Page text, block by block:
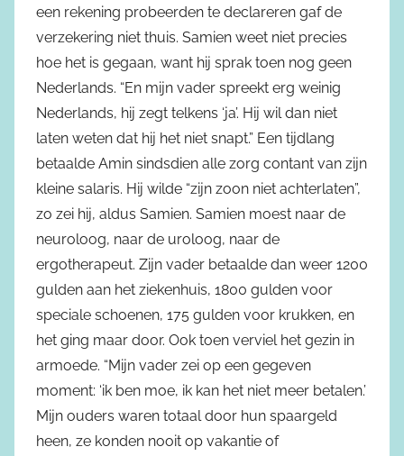
een rekening probeerden te declareren gaf de
verzekering niet thuis. Samien weet niet precies
hoe het is gegaan, want hij sprak toen nog geen
Nederlands. “En mijn vader spreekt erg weinig
Nederlands, hij zegt telkens ‘ja’. Hij wil dan niet
laten weten dat hij het niet snapt.” Een tijdlang
betaalde Amin sindsdien alle zorg contant van zijn
kleine salaris. Hij wilde “zijn zoon niet achterlaten”,
zo zei hij, aldus Samien. Samien moest naar de
neuroloog, naar de uroloog, naar de
ergotherapeut. Zijn vader betaalde dan weer 1200
gulden aan het ziekenhuis, 1800 gulden voor
speciale schoenen, 175 gulden voor krukken, en
het ging maar door. Ook toen verviel het gezin in
armoede. “Mijn vader zei op een gegeven
moment: ‘ik ben moe, ik kan het niet meer betalen.’
Mijn ouders waren totaal door hun spaargeld
heen, ze konden nooit op vakantie of